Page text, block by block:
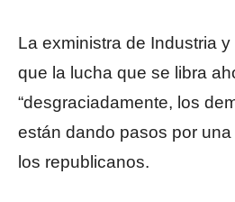
La exministra de Industria
que la lucha que se libra
“desgraciadamente, los
están dando pasos por
los republicanos.